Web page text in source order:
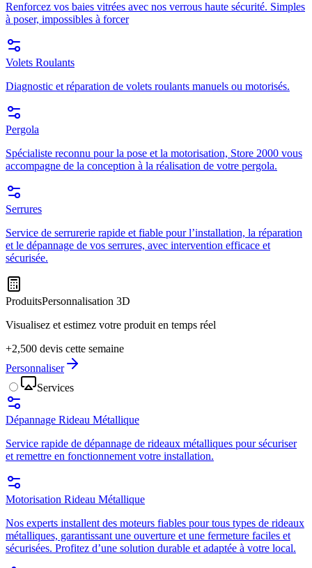
Renforcez vos baies vitrées avec nos verrous haute sécurité. Simples
à poser, impossibles à forcer
Volets Roulants
Diagnostic et réparation de volets roulants manuels ou motorisés.
Pergola
Spécialiste reconnu pour la pose et la motorisation, Store 2000 vous
accompagne de la conception à la réalisation de votre pergola.
Serrures
Service de serrurerie rapide et fiable pour l’installation, la réparation
et le dépannage de vos serrures, avec intervention efficace et
sécurisée.
ProduitsPersonnalisation 3D
Visualisez et estimez votre produit en temps réel
+2,500 devis cette semaine
Personnaliser
Services
Dépannage Rideau Métallique
Service rapide de dépannage de rideaux métalliques pour sécuriser
et remettre en fonctionnement votre installation.
Motorisation Rideau Métallique
Nos experts installent des moteurs fiables pour tous types de rideaux
métalliques, garantissant une ouverture et une fermeture faciles et
sécurisées. Profitez d’une solution durable et adaptée à votre local.